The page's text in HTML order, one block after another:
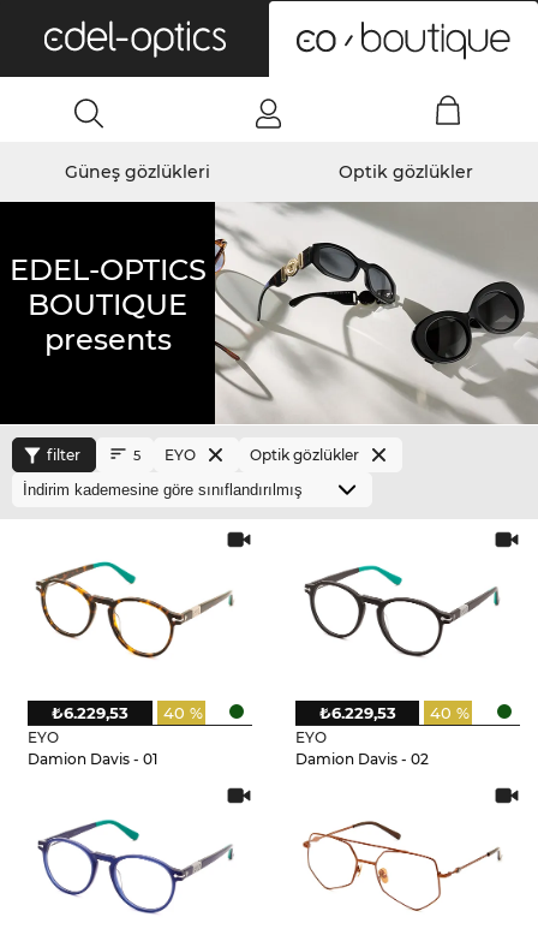
Güneş gözlükleri Optik gözlükler
EDEL-OPTICS
BOUTIQUE
presents
filter 5 EYO Optik gözlükler
EYO
Damion Davis - 01
40 %
₺6.229,53
EYO
Damion Davis - 02
40 %
₺6.229,53